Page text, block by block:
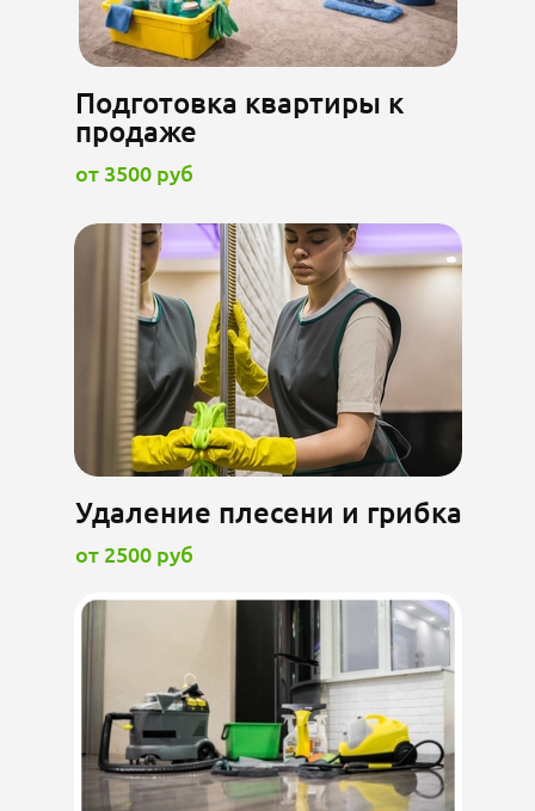
Подготовка квартиры к
продаже
от 3500 руб
Удаление плесени и грибка
от 2500 руб